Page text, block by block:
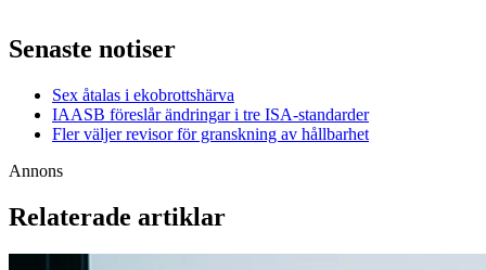
Senaste notiser
Sex åtalas i ekobrottshärva
IAASB föreslår ändringar i tre ISA-standarder
Fler väljer revisor för granskning av hållbarhet
Annons
Relaterade artiklar